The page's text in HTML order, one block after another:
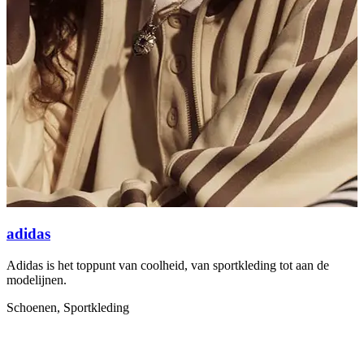
adidas
Adidas is het toppunt van coolheid, van sportkleding tot aan de
modelijnen.
Schoenen, Sportkleding